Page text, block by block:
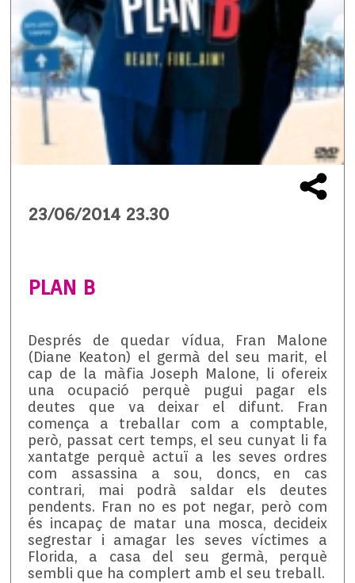
23/06/2014 23.30
PLAN B
Després de quedar vídua, Fran Malone
(Diane Keaton) el germà del seu marit, el
cap de la màfia Joseph Malone, li ofereix
una ocupació perquè pugui pagar els
deutes que va deixar el difunt. Fran
comença a treballar com a comptable,
però, passat cert temps, el seu cunyat li fa
xantatge perquè actuï a les seves ordres
com assassina a sou, doncs, en cas
contrari, mai podrà saldar els deutes
pendents. Fran no es pot negar, però com
és incapaç de matar una mosca, decideix
segrestar i amagar les seves víctimes a
Florida, a casa del seu germà, perquè
sembli que ha complert amb el seu treball.